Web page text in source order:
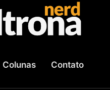
Colunas Contato